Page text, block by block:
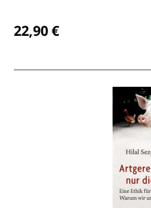
22,90 €